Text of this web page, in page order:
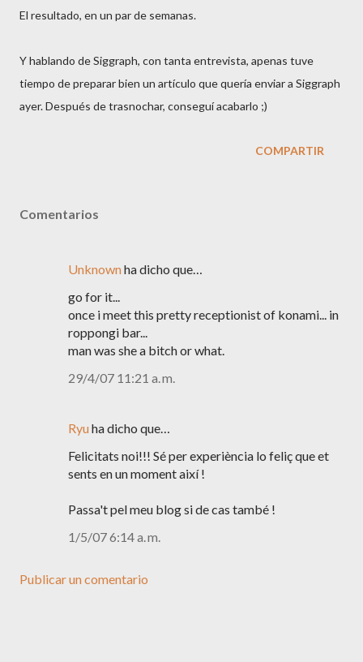
El resultado, en un par de semanas.
Y hablando de Siggraph, con tanta entrevista, apenas tuve
tiempo de preparar bien un artículo que quería enviar a Siggraph
ayer. Después de trasnochar, conseguí acabarlo ;)
COMPARTIR
Comentarios
Unknownha dicho que…
go for it...
once i meet this pretty receptionist of konami... in
roppongi bar...
man was she a bitch or what.
29/4/07 11:21 a. m.
Ryuha dicho que…
Felicitats noi!!! Sé per experiència lo feliç que et
sents en un moment així !
Passa't pel meu blog si de cas també !
1/5/07 6:14 a. m.
Publicar un comentario